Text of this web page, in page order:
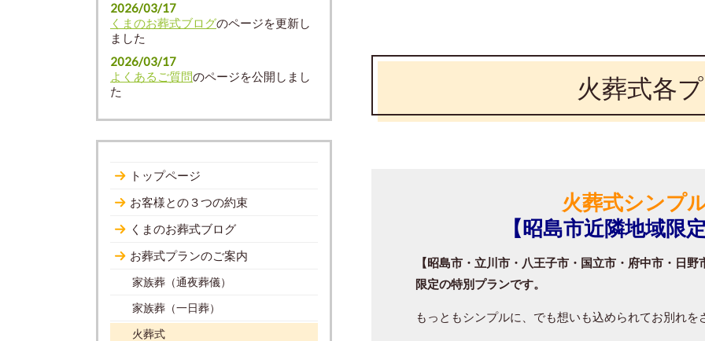
火葬式各
火葬式シンプ
【昭島市近隣地域限
【昭島市・立川市・八王子市・国立市・府中市・日
限定の特別プランです。
もっともシンプルに、でも想いも込められてお別れ
2026/03/17
くまのお葬式ブログのページを更新し
ました
2026/03/17
よくあるご質問のページを公開しまし
た
トップページ
お客様との３つの約束
くまのお葬式ブログ
お葬式プランのご案内
家族葬（通夜葬儀）
家族葬（一日葬）
火葬式